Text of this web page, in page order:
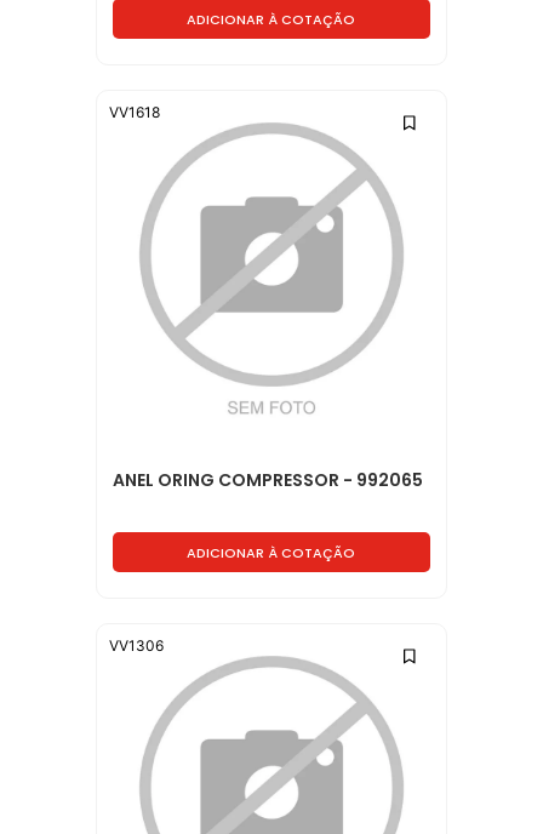
ADICIONAR À COTAÇÃO
ANEL ORING COMPRESSOR - 992065
ADICIONAR À COTAÇÃO
VV1618
VV1306